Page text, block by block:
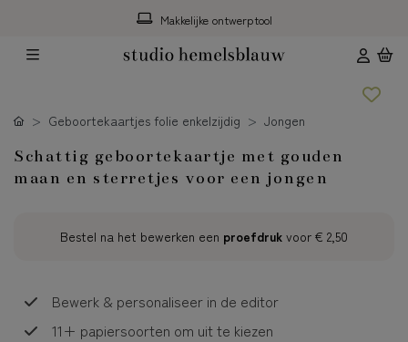
Makkelijke ontwerptool
Geboortekaartjes folie enkelzijdig Jongen
Schattig geboortekaartje met gouden
maan en sterretjes voor een jongen
Bestel na het bewerken een proefdruk voor € 2,50
Bewerk & personaliseer in de editor
11+ papiersoorten om uit te kiezen